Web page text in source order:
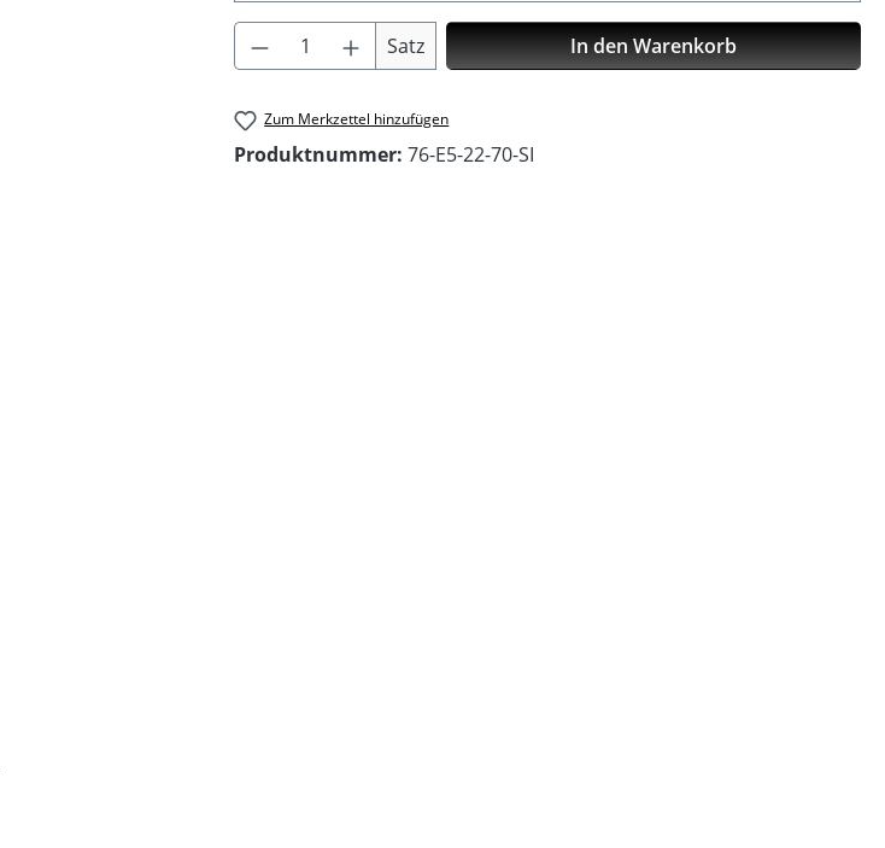
Produkt Anzahl: Gib den gewünschten Wert
Satz In den Warenkorb
Zum Merkzettel hinzufügen
Produktnummer: 76-E5-22-70-SI